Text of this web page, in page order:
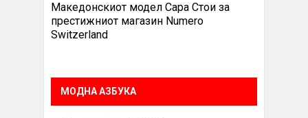
Македонскиот модел Сара Стои за
престижниот магазин Numero
Switzerland
МОДНА АЗБУКА